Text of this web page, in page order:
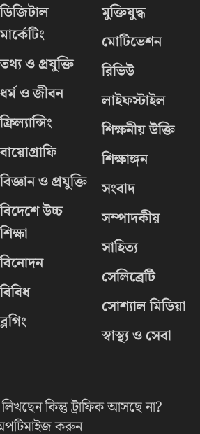
ডিজিটাল
মার্কেটিং
তথ্য ও প্রযুক্তি
ধর্ম ও জীবন
ফ্রিল্যান্সিং
বায়োগ্রাফি
বিজ্ঞান ও প্রযুক্তি
বিদেশে উচ্চ
শিক্ষা
বিনোদন
বিবিধ
ব্লগিং
মুক্তিযুদ্ধ
মোটিভেশন
রিভিউ
লাইফস্টাইল
শিক্ষনীয় উক্তি
শিক্ষাঙ্গন
সংবাদ
সম্পাদকীয়
সাহিত্য
সেলিব্রেটি
সোশ্যাল মিডিয়া
স্বাস্থ্য ও সেবা
লিখছেন কিন্তু ট্রাফিক আসছে না?
করুন